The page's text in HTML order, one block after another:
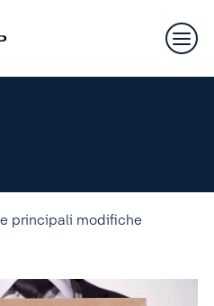
principali modifiche